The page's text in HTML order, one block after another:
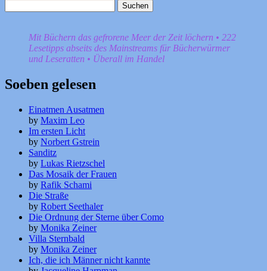
nach:
Mit Büchern das gefrorene Meer der Zeit löchern • 222
Lesetipps abseits des Mainstreams für Bücherwürmer
und Leseratten • Überall im Handel
Soeben gelesen
Einatmen Ausatmen
by Maxim Leo
Im ersten Licht
by Norbert Gstrein
Sanditz
by Lukas Rietzschel
Das Mosaik der Frauen
by Rafik Schami
Die Straße
by Robert Seethaler
Die Ordnung der Sterne über Como
by Monika Zeiner
Villa Sternbald
by Monika Zeiner
Ich, die ich Männer nicht kannte